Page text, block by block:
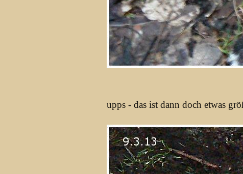
upps - das ist dann doch etwas